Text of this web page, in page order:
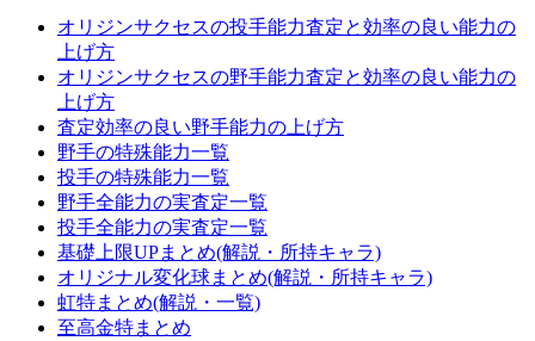
オリジンサクセスの投手能力査定と効率の良い能力の
上げ方
オリジンサクセスの野手能力査定と効率の良い能力の
上げ方
査定効率の良い野手能力の上げ方
野手の特殊能力一覧
投手の特殊能力一覧
野手全能力の実査定一覧
投手全能力の実査定一覧
基礎上限UPまとめ(解説・所持キャラ)
オリジナル変化球まとめ(解説・所持キャラ)
虹特まとめ(解説・一覧)
至高金特まとめ